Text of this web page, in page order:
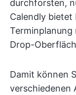
durchforsten,
Calendly bietet
Drop-
Damit können
verschiedenen